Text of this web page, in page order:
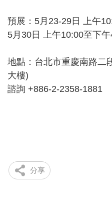
預展：5月23-29日 上午
5月30日 上午10:00至下
地點：台北市重慶南路二
大樓)
諮詢 +886-2-2358-1881
分享